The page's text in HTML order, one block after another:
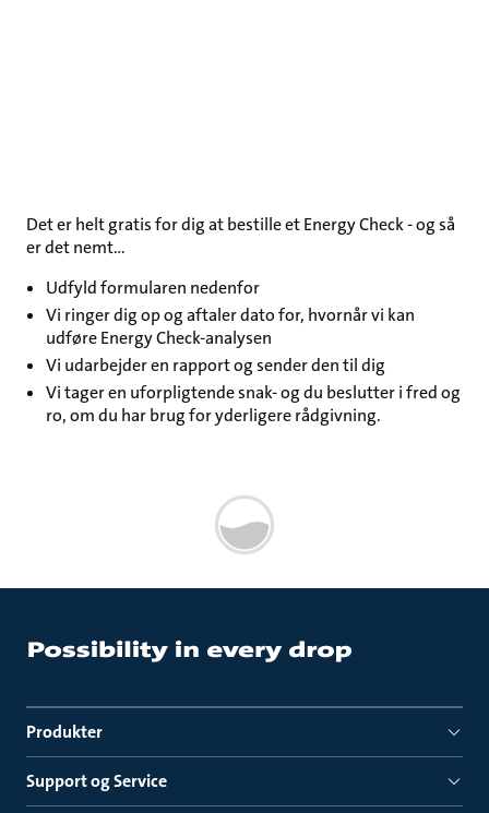
Det er helt gratis for dig at bestille et Energy Check - og så
er det nemt...
Udfyld formularen nedenfor
Vi ringer dig op og aftaler dato for, hvornår vi kan
udføre Energy Check-analysen
Vi udarbejder en rapport og sender den til dig
Vi tager en uforpligtende snak- og du beslutter i fred og
ro, om du har brug for yderligere rådgivning.
Produkter
Support og Service